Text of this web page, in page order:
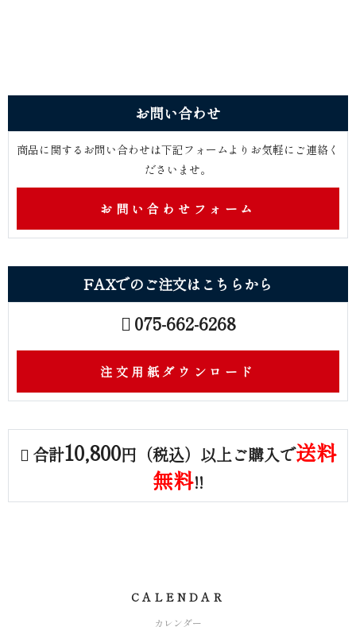
お問 い 合 わ せ
商品に関するお問い合わせは下記フォームよりお気軽にご連絡く
ださ い ま せ 。
お問い合わせフォーム
FAXでのご注文はこ ち ら か ら
075-662-6268
注文用紙ダウンロード
合計10,800円（税込）以上ご購入で送料
無料!!
CALENDAR
カレンダー